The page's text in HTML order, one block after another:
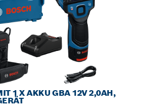
1 X AKKU GBA 12V 2,0AH,